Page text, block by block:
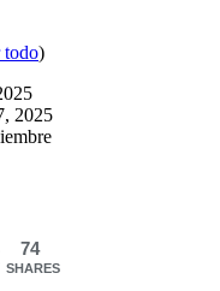
todo)
2025
74
SHARES